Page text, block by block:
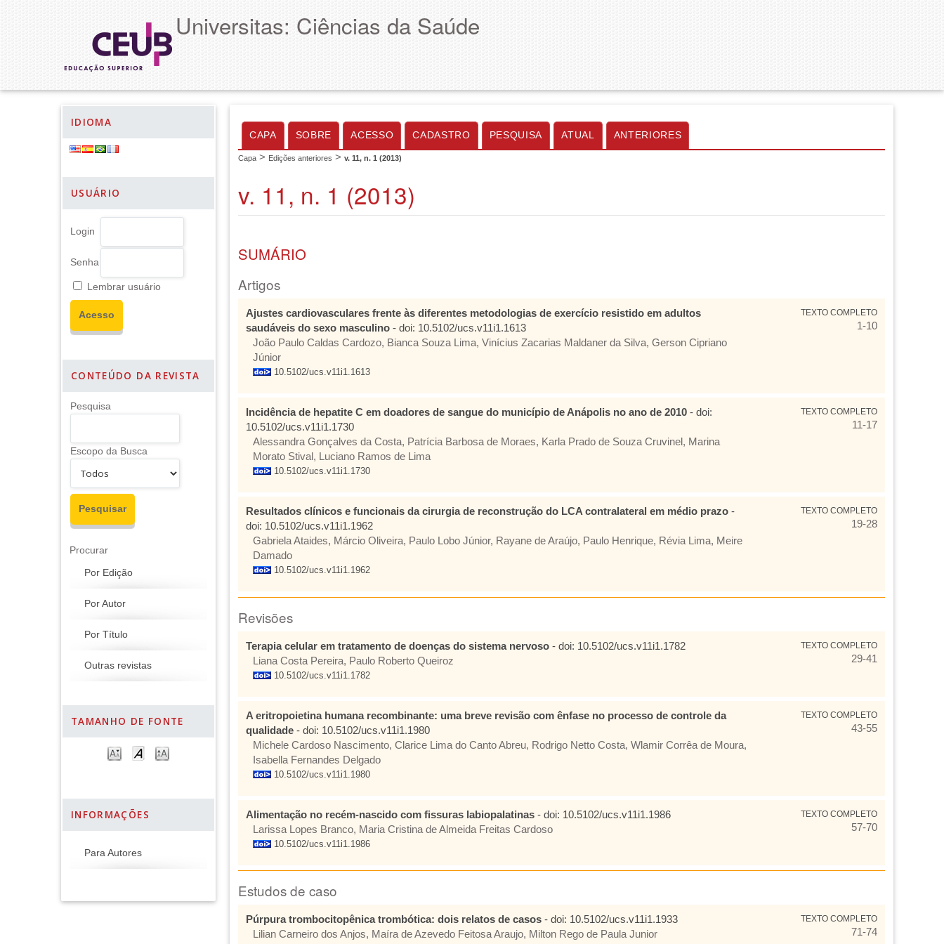
Universitas: Ciências da Saúde
IDIOMA
USUÁRIO
Login
Senha
Lembrar usuário
CONTEÚDO DA REVISTA
Pesquisa
Escopo da Busca
Procurar
Por Edição
Por Autor
Por Título
Outras revistas
TAMANHO DE FONTE
INFORMAÇÕES
Para Autores
CAPA SOBRE ACESSO CADASTRO PESQUISA ATUAL ANTERIORES
Capa > Edições anteriores > v. 11, n. 1 (2013)
v. 11, n. 1 (2013)
SUMÁRIO
Artigos
Ajustes cardiovasculares frente às diferentes metodologias de exercício resistido em adultos
saudáveis do sexo masculino - doi: 10.5102/ucs.v11i1.1613
João Paulo Caldas Cardozo, Bianca Souza Lima, Vinícius Zacarias Maldaner da Silva, Gerson Cipriano
Júnior
10.5102/ucs.v11i1.1613
TEXTO COMPLETO
1-10
Incidência de hepatite C em doadores de sangue do município de Anápolis no ano de 2010 - doi:
10.5102/ucs.v11i1.1730
Alessandra Gonçalves da Costa, Patrícia Barbosa de Moraes, Karla Prado de Souza Cruvinel, Marina
Morato Stival, Luciano Ramos de Lima
10.5102/ucs.v11i1.1730
TEXTO COMPLETO
11-17
Resultados clínicos e funcionais da cirurgia de reconstrução do LCA contralateral em médio prazo -
doi: 10.5102/ucs.v11i1.1962
Gabriela Ataides, Márcio Oliveira, Paulo Lobo Júnior, Rayane de Araújo, Paulo Henrique, Révia Lima, Meire
Damado
10.5102/ucs.v11i1.1962
TEXTO COMPLETO
19-28
Revisões
Terapia celular em tratamento de doenças do sistema nervoso - doi: 10.5102/ucs.v11i1.1782
Liana Costa Pereira, Paulo Roberto Queiroz
10.5102/ucs.v11i1.1782
TEXTO COMPLETO
29-41
A eritropoietina humana recombinante: uma breve revisão com ênfase no processo de controle da
qualidade - doi: 10.5102/ucs.v11i1.1980
Michele Cardoso Nascimento, Clarice Lima do Canto Abreu, Rodrigo Netto Costa, Wlamir Corrêa de Moura,
Isabella Fernandes Delgado
10.5102/ucs.v11i1.1980
TEXTO COMPLETO
43-55
Alimentação no recém-nascido com fissuras labiopalatinas - doi: 10.5102/ucs.v11i1.1986
Larissa Lopes Branco, Maria Cristina de Almeida Freitas Cardoso
10.5102/ucs.v11i1.1986
TEXTO COMPLETO
57-70
Estudos de caso
Púrpura trombocitopênica trombótica: dois relatos de casos - doi: 10.5102/ucs.v11i1.1933
Lilian Carneiro dos Anjos, Maíra de Azevedo Feitosa Araujo, Milton Rego de Paula Junior
TEXTO COMPLETO
71-74